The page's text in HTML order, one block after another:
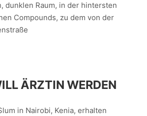
dunklen Raum, in der hintersten
Compounds, zu dem von der
ÄRZTIN WERDEN
in Nairobi, Kenia, erhalten